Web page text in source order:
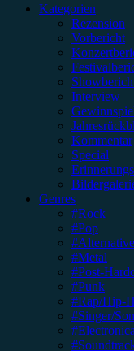
Kategorien
Rezension
Vorbericht
Interview
Kommentar
Special
Genres
#Rock
#Pop
#Metal
#Post-
#Punk
#Rap/Hip-
#Singer/
#Electronica